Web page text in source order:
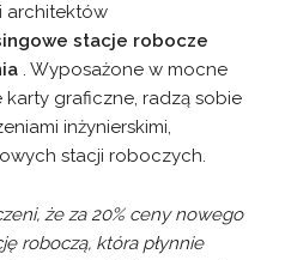
architektów
stacje robocze
. Wyposażone w mocne
graficzne, radzą sobie
inżynierskimi,
stacji roboczych.
że za 20% ceny nowego
roboczą, która płynnie